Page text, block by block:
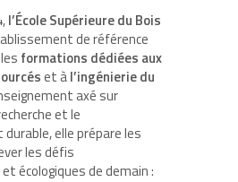
l’École Supérieure du Bois
de référence
formations dédiées aux
et àl’ingénierie du
axé sur
et le
elle prépare les
les défis
écologiques de demain :